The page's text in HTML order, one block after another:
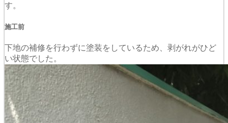
す。
施工前
下地の補修を行わずに塗装をしているため、剥がれがひど
い状態でした。